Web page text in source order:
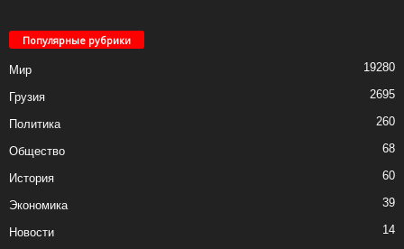
Популярные рубрики
Мир 19280
Грузия 2695
Политика 260
Общество 68
История 60
Экономика 39
Новости 14